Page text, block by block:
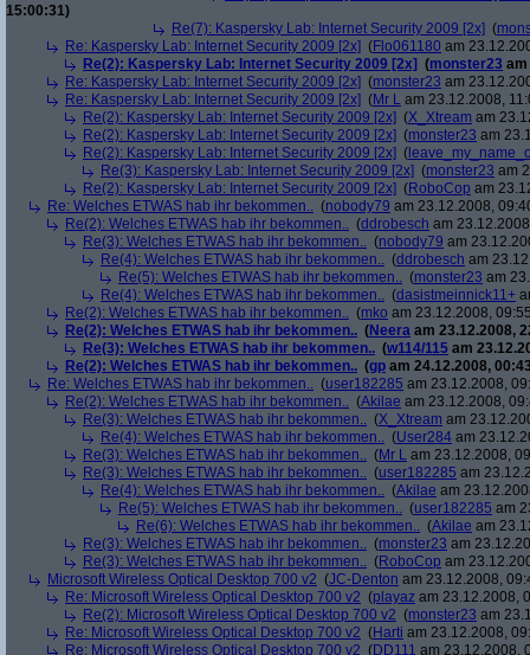
15:00:31)
Re(7): Kaspersky Lab: Internet Security 2009 [2x] (
Re: Kaspersky Lab: Internet Security 2009 [2x] (Flo061180 am
Re(2): Kaspersky Lab: Internet Security 2009 [2x] (monster23 am
Re: Kaspersky Lab: Internet Security 2009 [2x] (monster23 am
Re: Kaspersky Lab: Internet Security 2009 [2x] (Mr L am 23.12.2008,
Re(2): Kaspersky Lab: Internet Security 2009 [2x] (X_Xtream am
Re(2): Kaspersky Lab: Internet Security 2009 [2x] (monster23 am
Re(2): Kaspersky Lab: Internet Security 2009 [2x] (
Re(3): Kaspersky Lab: Internet Security 2009 [2x] (monster23 am
Re(2): Kaspersky Lab: Internet Security 2009 [2x] (RoboCop am
Re: Welches ETWAS hab ihr bekommen.. (nobody79 am 23.12.2008,
Re(2): Welches ETWAS hab ihr bekommen.. (ddrobesch am
Re(3): Welches ETWAS hab ihr bekommen.. (nobody79 am
Re(4): Welches ETWAS hab ihr bekommen.. (ddrobesch am
Re(5): Welches ETWAS hab ihr bekommen.. (monster23 am
Re(4): Welches ETWAS hab ihr bekommen.. (dasistmeinnick11+
Re(2): Welches ETWAS hab ihr bekommen.. (mko am 23.12.2008,
Re(2): Welches ETWAS hab ihr bekommen.. (Neera am 23.12.2008,
Re(3): Welches ETWAS hab ihr bekommen.. (w114/115 am
Re(2): Welches ETWAS hab ihr bekommen.. (gp am 24.12.2008,
Re: Welches ETWAS hab ihr bekommen.. (user182285 am 23.12.2008,
Re(2): Welches ETWAS hab ihr bekommen.. (Akilae am 23.12.2008,
Re(3): Welches ETWAS hab ihr bekommen.. (X_Xtream am
Re(4): Welches ETWAS hab ihr bekommen.. (User284 am
Re(3): Welches ETWAS hab ihr bekommen.. (Mr L am 23.12.2008,
Re(3): Welches ETWAS hab ihr bekommen.. (user182285 am
Re(4): Welches ETWAS hab ihr bekommen.. (Akilae am
Re(5): Welches ETWAS hab ihr bekommen.. (user182285 am
Re(6): Welches ETWAS hab ihr bekommen.. (Akilae am
Re(3): Welches ETWAS hab ihr bekommen.. (monster23 am
Re(3): Welches ETWAS hab ihr bekommen.. (RoboCop am
Microsoft Wireless Optical Desktop 700 v2 (JC-Denton am 23.12.2008,
Re: Microsoft Wireless Optical Desktop 700 v2 (playaz am 23.12.2008,
Re(2): Microsoft Wireless Optical Desktop 700 v2 (monster23 am
Re: Microsoft Wireless Optical Desktop 700 v2 (Harti am 23.12.2008,
Re: Microsoft Wireless Optical Desktop 700 v2 (DD111 am 23.12.2008,